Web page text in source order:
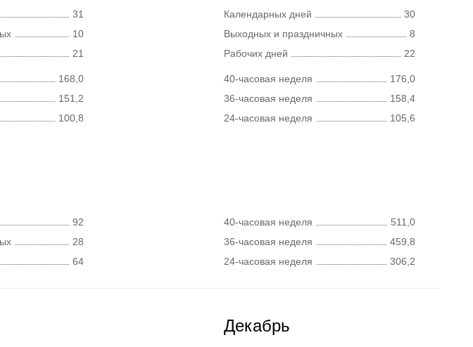
31
10
21
168,0
151,2
100,8
Календарных дней
30
Выходных и праздничных
8
Рабочих дней
22
40-часовая неделя
176,0
36-часовая неделя
158,4
24-часовая неделя
105,6
92
28
64
40-часовая неделя
511,0
36-часовая неделя
459,8
24-часовая неделя
306,2
Декабрь